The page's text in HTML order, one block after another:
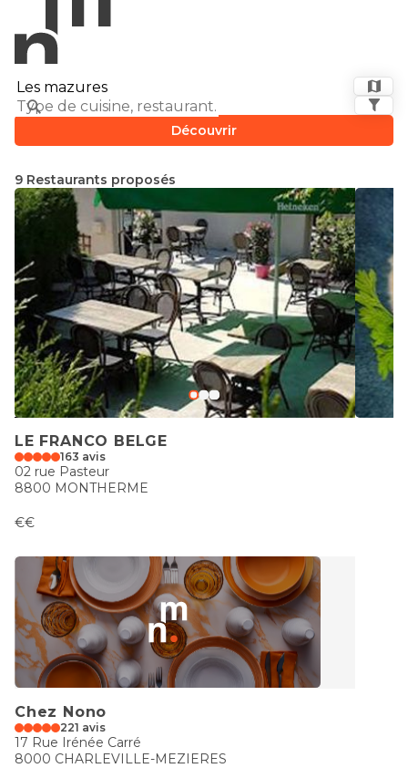
Découvrir
9 Restaurants proposés
LE FRANCO BELGE
163 avis
02 rue Pasteur
8800 MONTHERME
€€
Chez Nono
221 avis
17 Rue Irénée Carré
8000 CHARLEVILLE-MEZIERES